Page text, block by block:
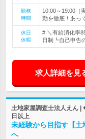
勤務
時間
10:00～19:00（
勤を徹底！あっ
休日
休暇
# ＼有給消化率
日制┗自己申告
求人詳細を見
土地家屋調査士法人えん
日以上
未経験から目指す【
へ